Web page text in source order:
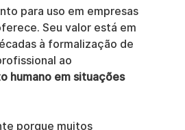
para uso em empresas
Seu valor está em
à formalização de
ao
humano em situações
porque muitos